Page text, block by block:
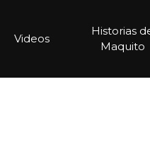
Videos
Historias
Maquito